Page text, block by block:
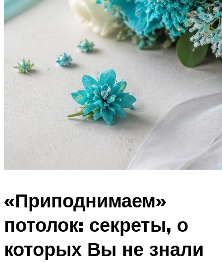
«Приподнимаем»
потолок: секреты, о
которых Вы не знали